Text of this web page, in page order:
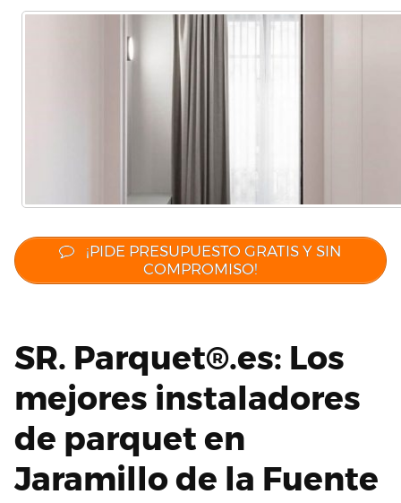
¡PIDE PRESUPUESTO GRATIS Y SIN
COMPROMISO!
SR. Parquet®.es: Los
mejores instaladores
de parquet en
Jaramillo de la Fuente